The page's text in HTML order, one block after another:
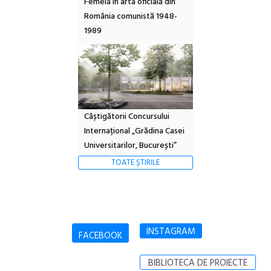
România comunistă 1948-
1989
Câștigătorii Concursului
Internațional „Grădina Casei
Universitarilor, București”
TOATE ȘTIRILE
FACEBOOK INSTAGRAM
BIBLIOTECA DE PROIECTE